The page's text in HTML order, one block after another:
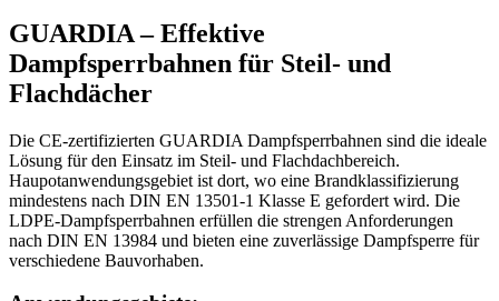
GUARDIA – Effektive
Dampfsperrbahnen für Steil- und
Flachdächer
Die CE-zertifizierten GUARDIA Dampfsperrbahnen sind die ideale
Lösung für den Einsatz im Steil- und Flachdachbereich.
Haupotanwendungsgebiet ist dort, wo eine Brandklassifizierung
mindestens nach DIN EN 13501-1 Klasse E gefordert wird. Die
LDPE-Dampfsperrbahnen erfüllen die strengen Anforderungen
nach DIN EN 13984 und bieten eine zuverlässige Dampfsperre für
verschiedene Bauvorhaben.